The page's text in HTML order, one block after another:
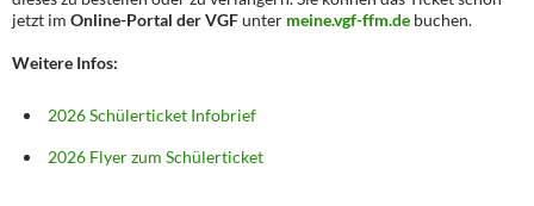
jetzt im Online-Portal der VGFunter meine.vgf-ffm.de buchen.
Weitere Infos:
2026 Schülerticket Infobrief
2026 Flyer zum Schülerticket